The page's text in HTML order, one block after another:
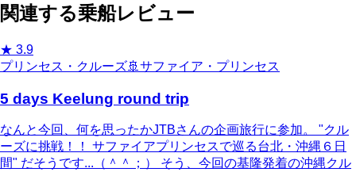
関連する乗船レビュー
★ 3.9
プリンセス・クルーズ🚢 サファイア・プリンセス
5 days Keelung round trip
なんと今回、何を思ったかJTBさんの企画旅行に参加。 "クル
ーズに挑戦！！ サファイアプリンセスで巡る台北・沖縄６日
間" だそうです...（＾＾；） そう、今回の基隆発着の沖縄クル